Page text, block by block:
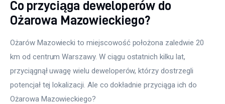
Co przyciąga deweloperów do
Ożarowa Mazowieckiego?
Ożarów Mazowiecki to miejscowość położona zaledwie 20
km od centrum Warszawy. W ciągu ostatnich kilku lat,
przyciągnął uwagę wielu deweloperów, którzy dostrzegli
potencjał tej lokalizacji. Ale co dokładnie przyciąga ich do
Ożarowa Mazowieckiego?